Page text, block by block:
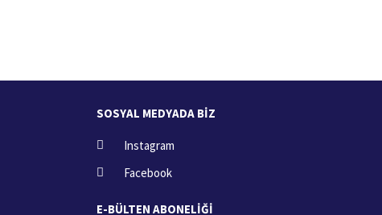
SOSYAL MEDYADA BİZ
Instagram
Facebook
E-BÜLTEN ABONELİĞİ